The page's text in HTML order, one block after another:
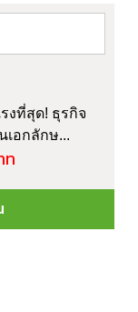
งที่สุด! ธุรกิจ
เอกลักษ...
ท